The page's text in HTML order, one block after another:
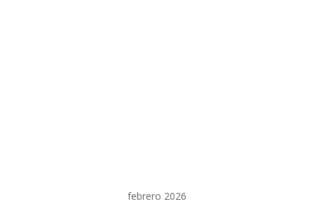
febrero 2026